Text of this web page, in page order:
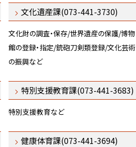
文化遺産課(073-441-3730)
文化財の調査・保存/世界遺産の保護/博物
館の登録・指定/銃砲刀剣類登録/文化芸術
の振興など
特別支援教育課(073-441-3683)
特別支援教育など
健康体育課(073-441-3694)